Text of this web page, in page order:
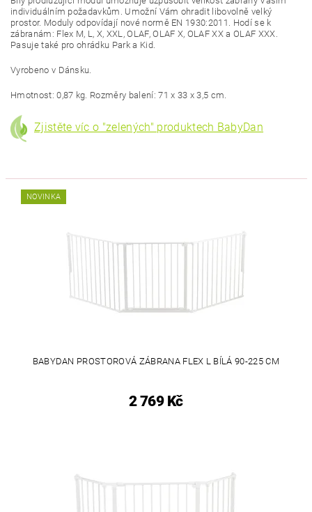
individuálním požadavkům. Umožní Vám ohradit libovolně velký
prostor. Moduly odpovídají nové normě EN 1930:2011. Hodí se k
zábranám: Flex M, L, X, XXL, OLAF, OLAF X, OLAF XX a OLAF XXX.
Pasuje také pro ohrádku Park a Kid.
Vyrobeno v Dánsku.
Hmotnost: 0,87 kg. Rozměry balení: 71 x 33 x 3,5 cm.
Zjistěte víc o "zelených" produktech BabyDan
NOVINKA
BABYDAN PROSTOROVÁ ZÁBRANA FLEX L BÍLÁ 90-225 CM
2 769 Kč